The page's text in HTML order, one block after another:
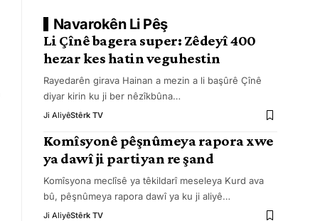
Navarokên Li Pêş
Li Çînê bagera super: Zêdeyî 400
hezar kes hatin veguhestin
Rayedarên girava Hainan a mezin a li başûrê Çînê
diyar kirin ku ji ber nêzîkbûna…
Ji AliyêStêrk TV
Komîsyonê pêşnûmeya rapora xwe
ya dawî ji partiyan re şand
Komîsyona meclîsê ya têkildarî meseleya Kurd ava
bû, pêşnûmeya rapora dawî ya ku ji aliyê…
Ji AliyêStêrk TV